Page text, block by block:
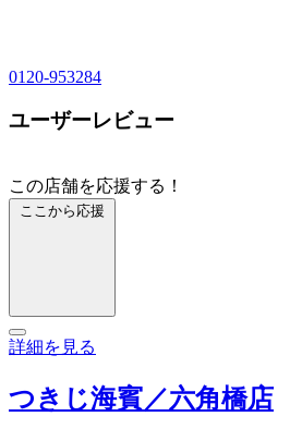
0120-953284
ユーザーレビュー
この店舗を応援する！
ここから応援
詳細を見る
つきじ海賓／六角橋店